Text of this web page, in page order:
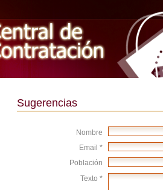
Sugerencias
Nombre
Email *
Población
Texto *